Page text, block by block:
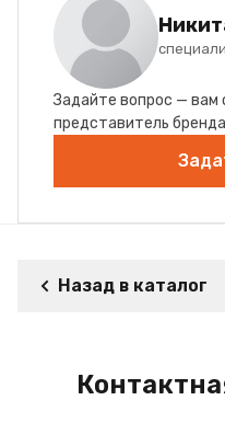
Задайте вопрос — вам
представитель бренда
Назад в каталог